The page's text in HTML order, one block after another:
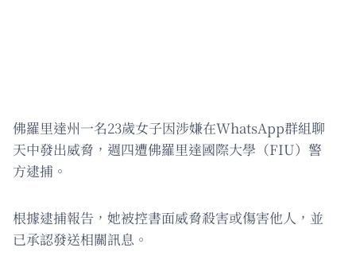
佛羅里達州一名23歲女子因涉嫌在WhatsApp群組聊
天中發出威脅，週四遭佛羅里達國際大學（FIU）警
方逮捕。
根據逮捕報告，她被控書面威脅殺害或傷害他人，並
已承認發送相關訊息。